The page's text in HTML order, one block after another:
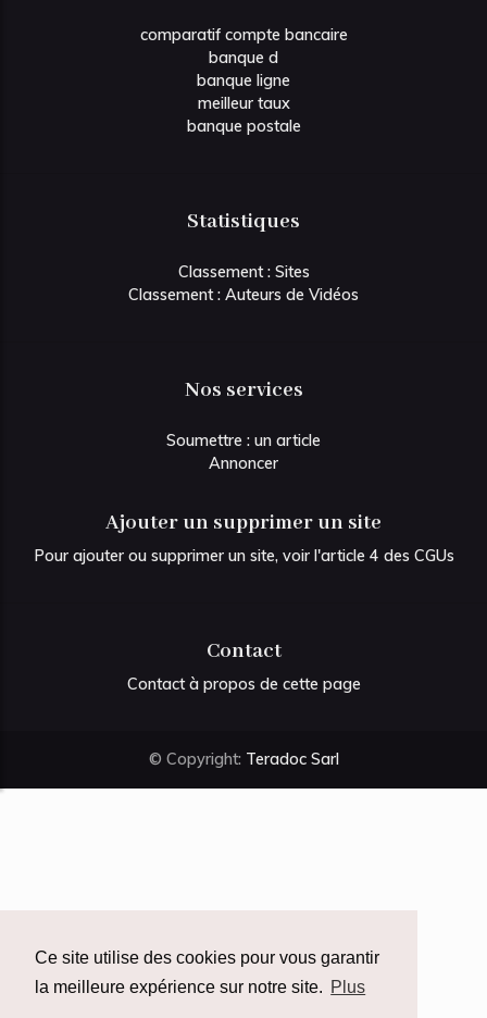
Ce site utilise des cookies pour vous garantir
la meilleure expérience sur notre site. Plus
comparatif compte bancaire
banque d
banque ligne
meilleur taux
banque postale
Statistiques
Classement : Sites
Classement : Auteurs de Vidéos
Nos services
Soumettre : un article
Annoncer
Ajouter un supprimer un site
Pour ajouter ou supprimer un site, voir l'article 4 des CGUs
Contact
Contact à propos de cette page
© Copyright: Teradoc Sarl